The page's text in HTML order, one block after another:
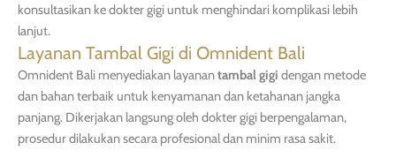
konsultasikan ke dokter gigi untuk menghindari komplikasi lebih
lanjut.
Layanan Tambal Gigi di Omnident Bali
Omnident Bali menyediakan layanantambal gigi dengan metode
dan bahan terbaik untuk kenyamanan dan ketahanan jangka
panjang. Dikerjakan langsung oleh dokter gigi berpengalaman,
prosedur dilakukan secara profesional dan minim rasa sakit.